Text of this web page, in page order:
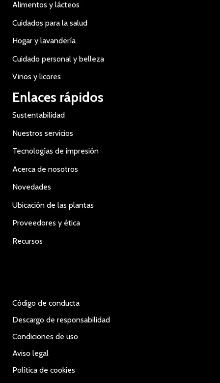
Alimentos y lácteos
Cuidados para la salud
Hogar y lavandería
Cuidado personal y belleza
Vinos y licores
Enlaces rápidos
Sustentabilidad
Nuestros servicios
Tecnologías de impresión
Acerca de nosotros
Novedades
Ubicación de las plantas
Proveedores y ética
Recursos
Código de conducta
Descargo de responsabilidad
Condiciones de uso
Aviso legal
Política de cookies